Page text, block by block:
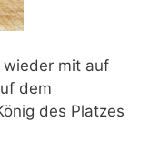
wieder mit auf
dem
des Platzes